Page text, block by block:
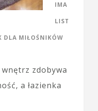
IMA
LIST
DLA MIŁOŚNIKÓW
zdobywa
a łazienka